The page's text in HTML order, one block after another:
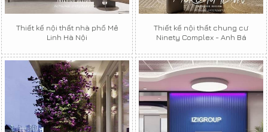
Thiết kế nội thất nhà phố Mê
Linh Hà Nội
Thiết kế nội thất chung cư
Ninety Complex - Anh Bá